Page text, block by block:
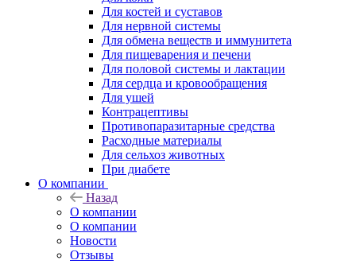
Для костей и суставов
Для нервной системы
Для обмена веществ и иммунитета
Для пищеварения и печени
Для половой системы и лактации
Для сердца и кровообращения
Для ушей
Контрацептивы
Противопаразитарные средства
Расходные материалы
Для сельхоз животных
При диабете
О компании
Назад
О компании
О компании
Новости
Отзывы